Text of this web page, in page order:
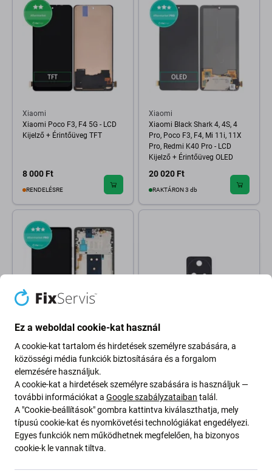
Xiaomi
Xiaomi Poco F3, F4 5G - LCD
Kijelző + Érintőüveg TFT
8 000 Ft
RENDELÉSRE
Xiaomi
Xiaomi Black Shark 4, 4S, 4
Pro, Poco F3, F4, Mi 11i, 11X
Pro, Redmi K40 Pro - LCD
Kijelző + Érintőüveg OLED
20 020 Ft
RAKTÁRON 3 db
Xiaomi Poco F4 5G - LCD
Kijelző + Érintőüveg + Keret
(Night Black) OLED
24 030 Ft
RENDELÉSRE
Xiaomi Poco F4 5G
22021211RG, 22021211RI -
400 Ft
RAKTÁRON 3 db
Ez a weboldal cookie-kat használ
A cookie-kat tartalom és hirdetések személyre szabására, a
közösségi média funkciók biztosítására és a forgalom
elemzésére használjuk.
A cookie-kat a hirdetések személyre szabására is használjuk —
további információkat a Google szabályzataiban talál.
A "Cookie-beállítások" gombra kattintva kiválaszthatja, mely
típusú cookie-kat és nyomkövetési technológiákat engedélyezi.
Egyes funkciók nem működhetnek megfelelően, ha bizonyos
cookie-k le vannak tiltva.